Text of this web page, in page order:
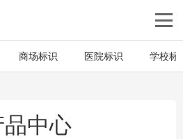
商场标识 医院标识 学校标
品中心